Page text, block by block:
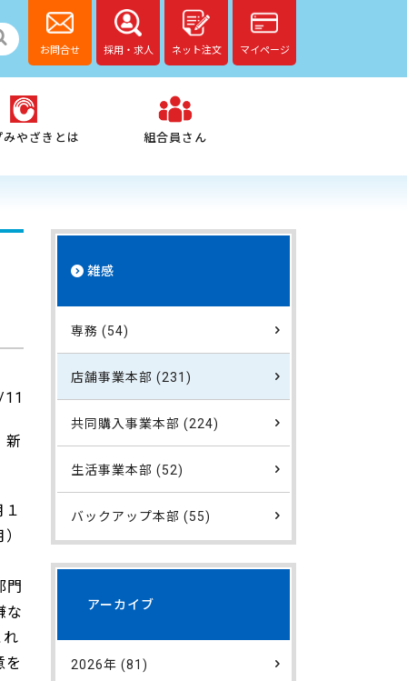
お問合せ 採用・求人 ネット注文 マイページ
みやざきとは 組合員さん
新
門
な
を
雑感
専務 (54)
店舗事業本部 (231)
共同購入事業本部 (224)
生活事業本部 (52)
バックアップ本部 (55)
アーカイブ
2026年 (81)